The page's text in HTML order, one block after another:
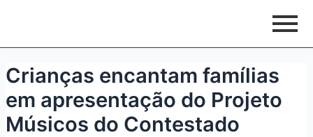
Crianças encantam famílias
em apresentação do Projeto
Músicos do Contestado